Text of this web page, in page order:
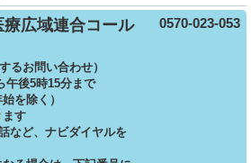
広域連合コール
るお問い合わせ）
午後5時15分まで
除く）
す
、ナビダイヤルを
0570-023-053